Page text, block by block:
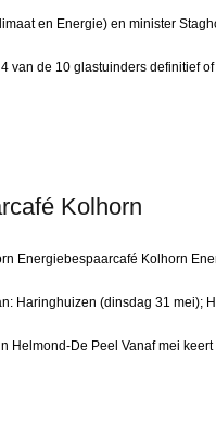
en Energie) en minister
van de 10 glastuinders definitief
Kolhorn
Energiebespaarcafé Kolhorn
Haringhuizen (dinsdag 31 mei);
Helmond-De Peel Vanaf mei